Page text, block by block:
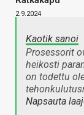
2.9.2024
Kaotik sanoi
Prosessorit
heikosti
on todettu
Napsauta